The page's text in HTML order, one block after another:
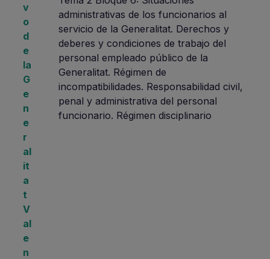
v
o
d
e
la
G
e
n
e
r
al
it
a
t
V
al
e
n
administrativas de los funcionarios al
servicio de la Generalitat. Derechos y
deberes y condiciones de trabajo del
personal empleado público de la
Generalitat. Régimen de
incompatibilidades. Responsabilidad civil,
penal y administrativa del personal
funcionario. Régimen disciplinario